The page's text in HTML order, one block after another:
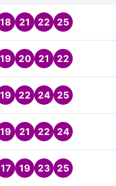
18 21 22 25
19 20 21 22
19 22 24 25
19 21 22 24
17 19 23 25